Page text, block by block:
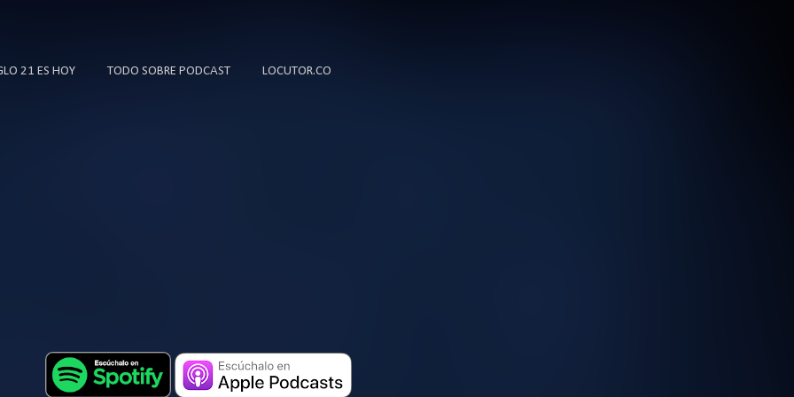
21 ES HOY TODO SOBRE PODCAST LOCUTOR.CO